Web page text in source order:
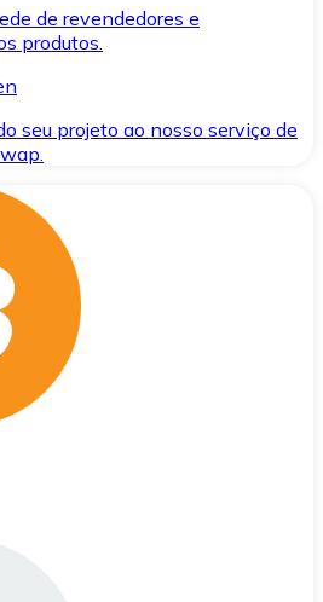
de revendedores e
produtos.
seu projeto ao nosso serviço de